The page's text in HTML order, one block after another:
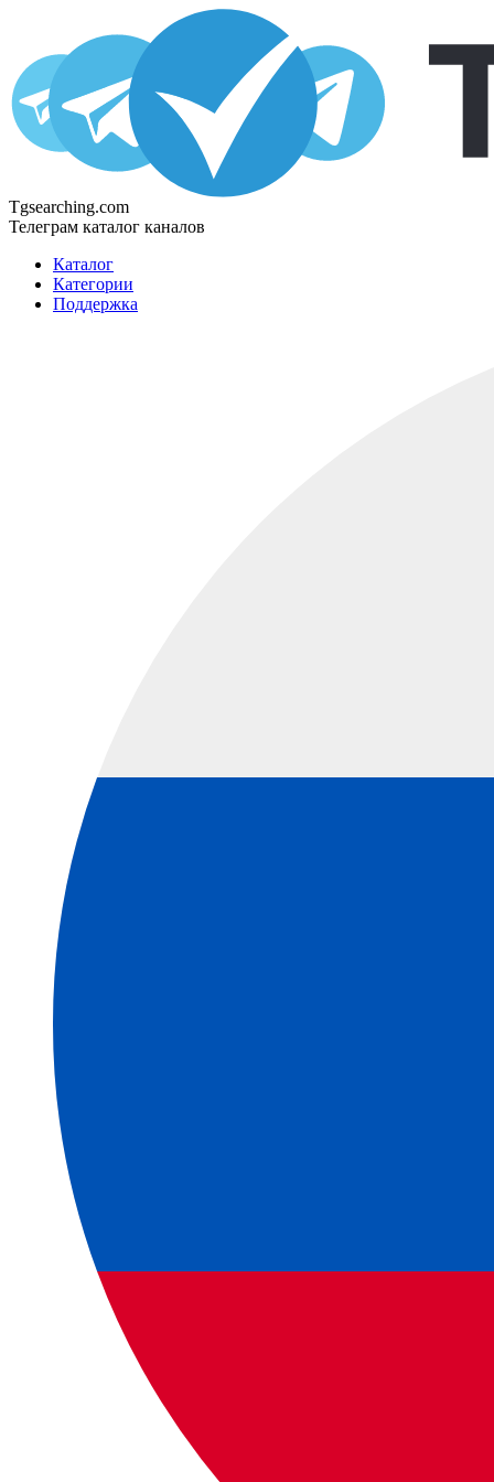
Tgsearching.com
Телеграм каталог каналов
Каталог
Категории
Поддержка